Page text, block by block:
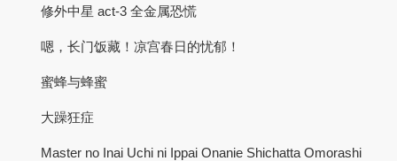
修外中星 act-3 全金属恐慌
嗯，长门饭藏！凉宫春日的忧郁！
蜜蜂与蜂蜜
大躁狂症
Master no Inai Uchi ni Ippai Onanie Shichatta Omorashi